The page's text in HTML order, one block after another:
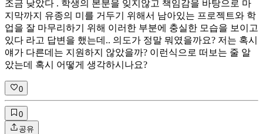
조금 낮았다 . 학생의 본분을 잊지않고 책임감을 바탕으로 마
지막까지 유종의 미를 거두기 위해서 남아있는 프로젝트와 학
업을 잘 마무리하기 위해 이러한 부분에 충실한 모습을 보이고
있다 라고 답변을 했는데.. 의도가 정말 뭐였을까요? 저는 혹시
얘가 다른데는 지원하지 않았을까? 이런식으로 떠보는 줄 알
았는데 혹시 어떻게 생각하시나요?
0
0
공유